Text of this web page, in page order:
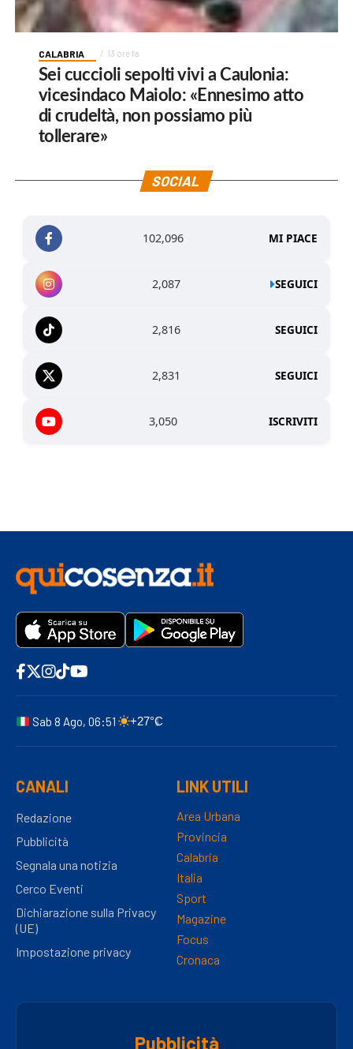
CALABRIA 13 ore fa
Sei cuccioli sepolti vivi a Caulonia:
vicesindaco Maiolo: «Ennesimo atto
di crudeltà, non possiamo più
tollerare»
SOCIAL
102,096 MI PIACE
2,087 SEGUICI
2,816 SEGUICI
2,831 SEGUICI
3,050 ISCRIVITI
Sab 8 Ago, 06:51 +27°C
CANALI
Redazione
Pubblicità
Segnala una notizia
Cerco Eventi
Dichiarazione sulla Privacy
(UE)
Impostazione privacy
LINK UTILI
Area Urbana
Provincia
Calabria
Italia
Sport
Magazine
Focus
Cronaca
Pubblicità